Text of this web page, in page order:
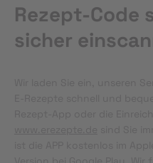
Rezept-Code
sicher